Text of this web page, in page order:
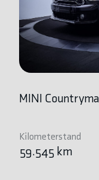
MINI
Kilometerstand
59.545 km